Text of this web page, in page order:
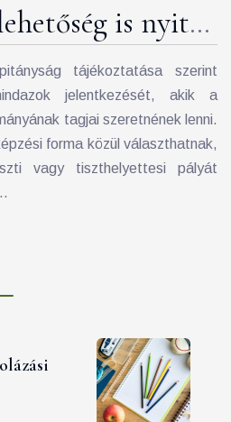
is nyitva
tájékoztatása szerint
jelentkezését, akik a
tagjai szeretnének lenni.
forma közül választhatnak,
vagy tiszthelyettesi pályát